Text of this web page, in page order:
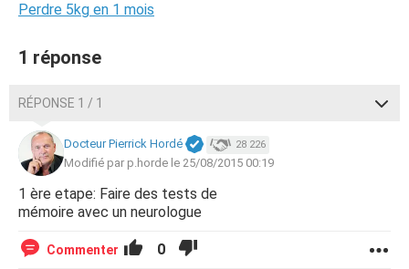
Perdre 5kg en 1 mois
1 réponse
RÉPONSE 1 / 1
Docteur Pierrick Hordé 28 226
Modifié par p.horde le 25/08/2015 00:19
1 ère etape: Faire des tests de
mémoire avec un neurologue
Commenter 0